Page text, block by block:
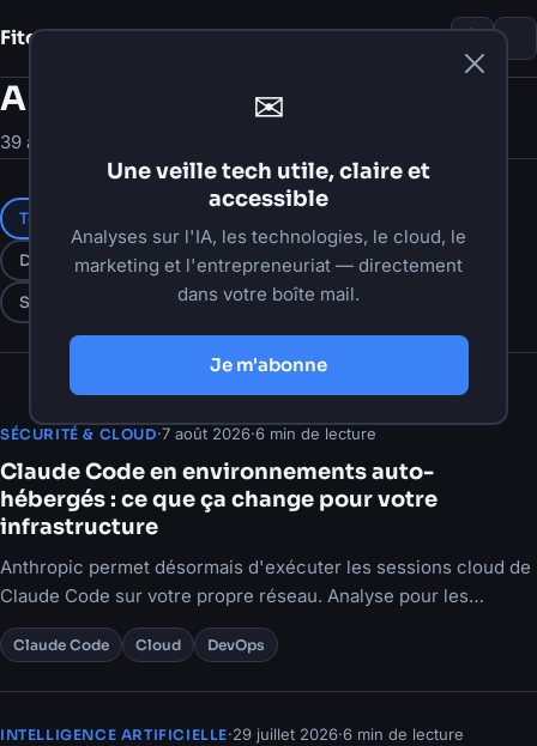
Fito DamourNotes
Articles
39 articles publiés
Tous
Développement web Stratégie numérique
Sécurité & Cloud Productivité Études de cas
SÉCURITÉ & CLOUD·7 août 2026·6 min de lecture
Claude Code en environnements auto-
hébergés : ce que ça change pour votre
infrastructure
Anthropic permet désormais d'exécuter les sessions cloud de
Claude Code sur votre propre réseau. Analyse pour les
équipes techniques et les décideurs.
Claude Code Cloud DevOps
INTELLIGENCE ARTIFICIELLE·29 juillet 2026·6 min de lecture
✉
Une veille tech utile, claire et
accessible
Analyses sur l'IA, les technologies, le cloud, le
marketing et l'entrepreneuriat — directement
dans votre boîte mail.
Je m'abonne